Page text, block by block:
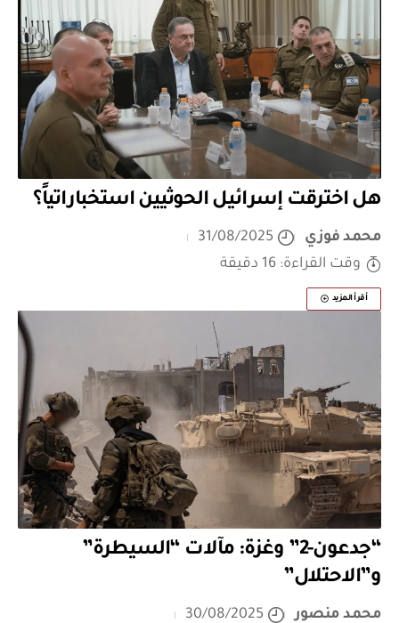
هل اخترقت إسرائيل الحوثيين استخباراتياً؟
محمد فوزي
31/08/2025
وقت القراءة: 16 دقيقة
أقرأ المزيد
“جدعون-2” وغزة: مآلات “السيطرة”
و”الاحتلال”
محمد منصور
30/08/2025